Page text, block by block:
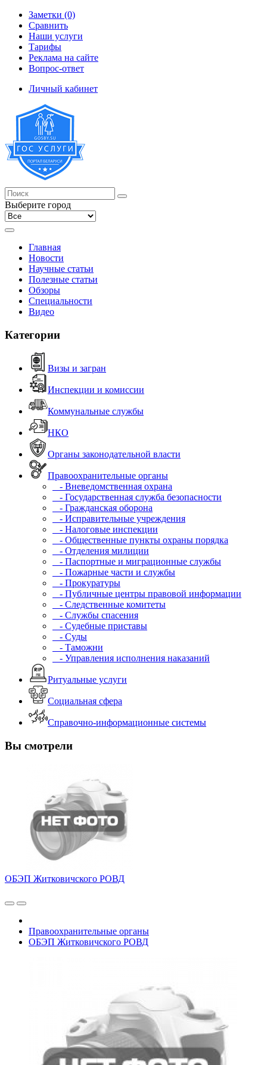
Заметки (0)
Сравнить
Наши услуги
Тарифы
Реклама на сайте
Вопрос-ответ
Личный кабинет
Выберите город
Главная
Новости
Научные статьи
Полезные статьи
Обзоры
Специальности
Видео
Категории
Визы и загран
Инспекции и комиссии
Коммунальные службы
НКО
Органы законодательной власти
Правоохранительные органы
- Вневедомственная охрана
- Государственная служба безопасности
- Гражданская оборона
- Исправительные учреждения
- Налоговые инспекции
- Общественные пункты охраны порядка
- Отделения милиции
- Паспортные и миграционные службы
- Пожарные части и службы
- Прокуратуры
- Публичные центры правовой информации
- Следственные комитеты
- Службы спасения
- Судебные приставы
- Суды
- Таможни
- Управления исполнения наказаний
Ритуальные услуги
Социальная сфера
Справочно-информационные системы
Вы смотрели
ОБЭП Житковичского РОВД
Правоохранительные органы
ОБЭП Житковичского РОВД